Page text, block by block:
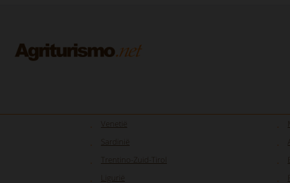
Venetië
Sardinië
Trentino-Zuid-Tirol
Ligurië